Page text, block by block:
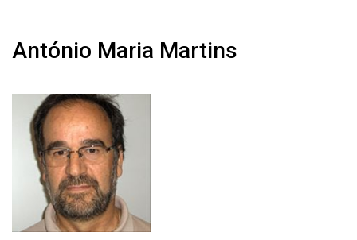
António Maria Martins